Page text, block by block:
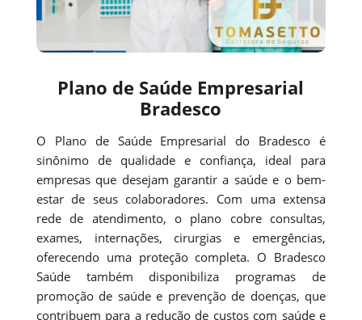
Plano de Saúde Empresarial
Bradesco
O Plano de Saúde Empresarial do Bradesco é
sinônimo de qualidade e confiança, ideal para
empresas que desejam garantir a saúde e o bem-
estar de seus colaboradores. Com uma extensa
rede de atendimento, o plano cobre consultas,
exames, internações, cirurgias e emergências,
oferecendo uma proteção completa. O Bradesco
Saúde também disponibiliza programas de
promoção de saúde e prevenção de doenças, que
contribuem para a redução de custos com saúde e